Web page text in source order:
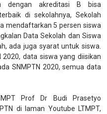
dengan akreditasi B bisa
di sekolahnya, Sekolah
mendaftarkan 5 persen siswa
Data Sekolah dan Siswa
ada juga syarat untuk siswa.
data siswa yang diisikan
SNMPTN 2020, semua data
Prof Dr Budi Prasetyo
di laman Youtube LTMPT,